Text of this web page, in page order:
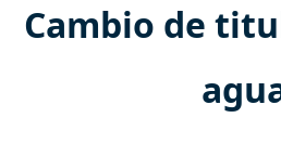
Cambio de